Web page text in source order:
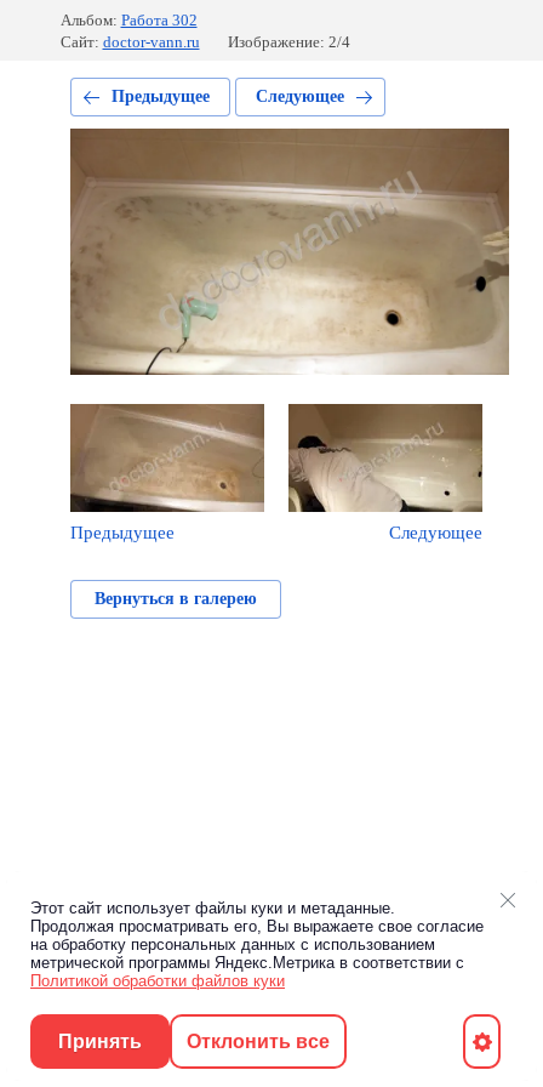
Альбом: Работа 302
Сайт: doctor-vann.ru Изображение: 2/4
Предыдущее Следующее
Предыдущее Следующее
Вернуться в галерею
Этот сайт использует файлы куки и метаданные.
Продолжая просматривать его, Вы выражаете свое согласие
на обработку персональных данных с использованием
метрической программы Яндекс.Метрика в соответствии с
Политикой обработки файлов куки
Принять Отклонить все